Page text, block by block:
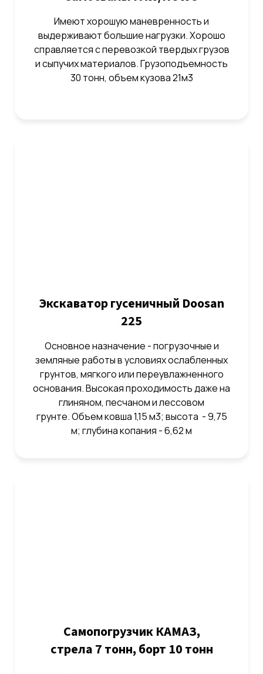
Имеют хорошую маневренность и
выдерживают большие нагрузки. Хорошо
справляется с перевозкой твердых грузов
и сыпучих материалов. Грузоподъемность
30 тонн, объем кузова 21м3
Экскаватор гусеничный Doosan
225
Основное назначение - погрузочные и
земляные работы в условиях ослабленных
грунтов, мягкого или переувлажненного
основания. Высокая проходимость даже на
глиняном, песчаном и лессовом
грунте. Объем ковша 1,15 м3; высота - 9,75
м; глубина копания - 6,62 м
Самопогрузчик КАМАЗ,
стрела 7 тонн, борт 10 тонн